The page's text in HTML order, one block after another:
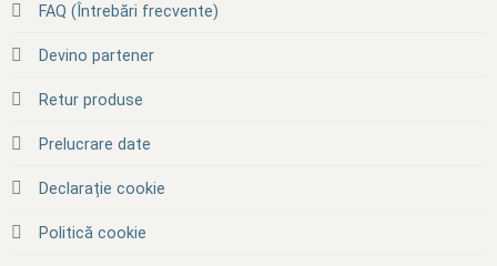
FAQ (Întrebări frecvente)
Devino partener
Retur produse
Prelucrare date
Declarație cookie
Politică cookie